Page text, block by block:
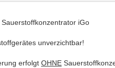
iGo
unverzichtbar!
erfolgt OHNE